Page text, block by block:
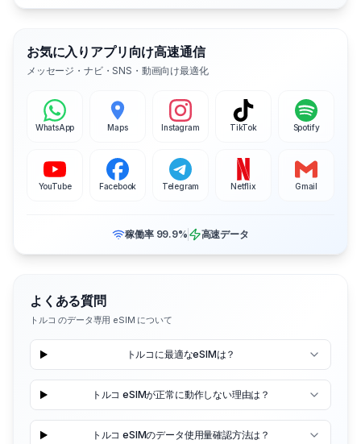
お気に入りアプリ向け高速通信
メッセージ・ナビ・SNS・動画向け最適化
WhatsApp Maps Instagram TikTok Spotify
YouTube Facebook Telegram Netflix Gmail
稼働率 99.9% 高速データ
よくある質問
トルコ のデータ専用 eSIM について
トルコに最適なeSIMは？
トルコ eSIMが正常に動作しない理由は？
トルコ eSIMのデータ使用量確認方法は？